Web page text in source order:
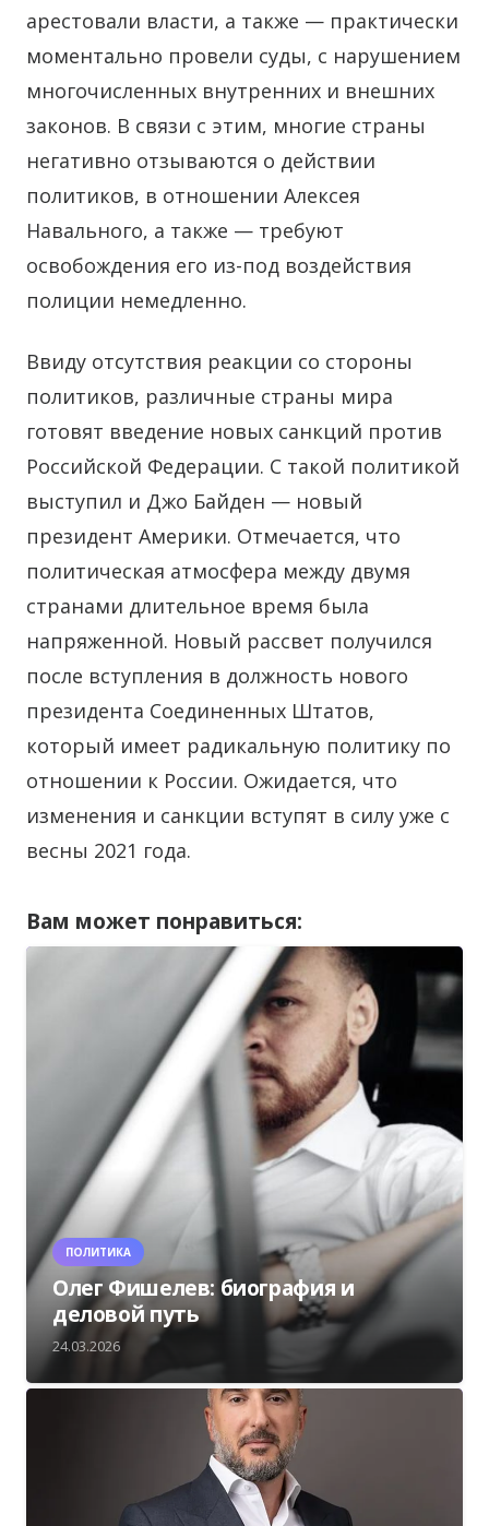
арестовали власти, а также — практически
моментально провели суды, с нарушением
многочисленных внутренних и внешних
законов. В связи с этим, многие страны
негативно отзываются о действии
политиков, в отношении Алексея
Навального, а также — требуют
освобождения его из-под воздействия
полиции немедленно.
Ввиду отсутствия реакции со стороны
политиков, различные страны мира
готовят введение новых санкций против
Российской Федерации. С такой политикой
выступил и Джо Байден — новый
президент Америки. Отмечается, что
политическая атмосфера между двумя
странами длительное время была
напряженной. Новый рассвет получился
после вступления в должность нового
президента Соединенных Штатов,
который имеет радикальную политику по
отношении к России. Ожидается, что
изменения и санкции вступят в силу уже с
весны 2021 года.
Вам может понравиться:
ПОЛИТИКА
Олег Фишелев: биография и
деловой путь
24.03.2026